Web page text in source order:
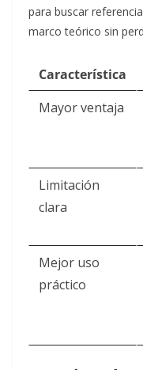
para buscar
marco teórico sin
Característica
Mayor ventaja
Limitación
clara
Mejor uso
práctico